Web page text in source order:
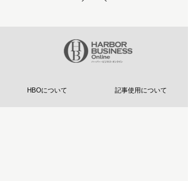
HBOについて 記事使用について